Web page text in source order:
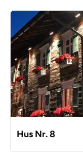
Hus Nr. 8